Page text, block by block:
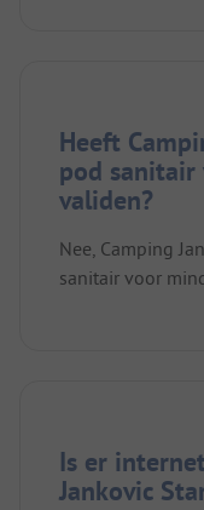
Heeft
pod
validen?
Nee, Camping
sanitair voor
Is er
Jankovic